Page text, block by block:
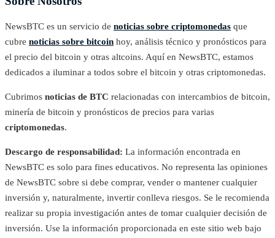
NewsBTC es un servicio de noticias sobre criptomonedas que
cubre noticias sobre bitcoin hoy, análisis técnico y pronósticos para
el precio del bitcoin y otras altcoins. Aquí en NewsBTC, estamos
dedicados a iluminar a todos sobre el bitcoin y otras criptomonedas.
Cubrimos noticias de BTC relacionadas con intercambios de bitcoin,
minería de bitcoin y pronósticos de precios para varias
criptomonedas.
Descargo de responsabilidad: La información encontrada en
NewsBTC es solo para fines educativos. No representa las opiniones
de NewsBTC sobre si debe comprar, vender o mantener cualquier
inversión y, naturalmente, invertir conlleva riesgos. Se le recomienda
realizar su propia investigación antes de tomar cualquier decisión de
inversión. Use la información proporcionada en este sitio web bajo